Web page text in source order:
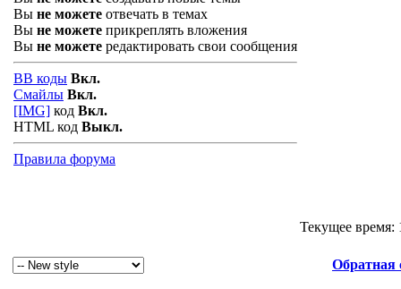
Вы не можете отвечать в темах
Вы не можете прикреплять вложения
Вы не можете редактировать свои сообщения
BB коды Вкл.
Смайлы Вкл.
[IMG] код Вкл.
HTML код Выкл.
Правила форума
Текущее время:
Обратная